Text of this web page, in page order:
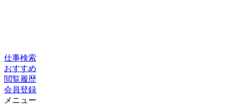
仕事検索
おすすめ
閲覧履歴
会員登録
メニュー